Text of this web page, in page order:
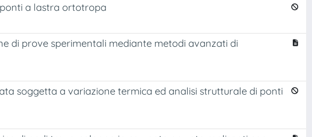
a lastra ortotropa
di prove sperimentali mediante metodi avanzati di
soggetta a variazione termica ed analisi strutturale di ponti